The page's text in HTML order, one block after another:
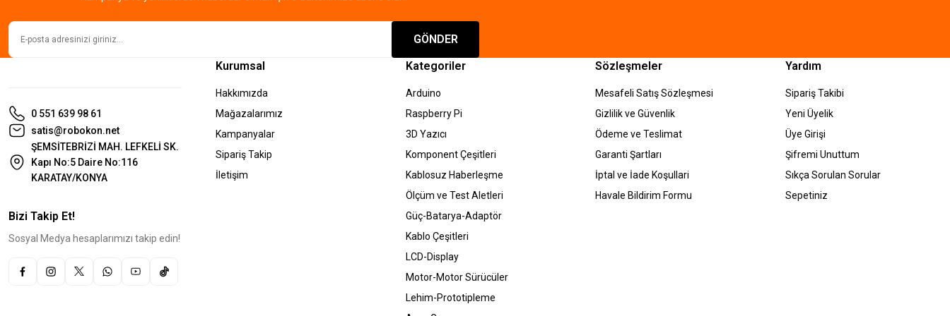
GÖNDER
0 551 639 98 61
satis@robokon.net
ŞEMSİTEBRİZİ MAH. LEFKELİ SK.
Kapı No:5 Daire No:116
KARATAY/KONYA
Bizi Takip Et!
Sosyal Medya hesaplarımızı takip edin!
Kurumsal
Hakkımızda
Mağazalarımız
Kampanyalar
Sipariş Takip
İletişim
Kategoriler
Arduino
Raspberry Pi
3D Yazıcı
Komponent Çeşitleri
Kablosuz Haberleşme
Ölçüm ve Test Aletleri
Güç-Batarya-Adaptör
Kablo Çeşitleri
LCD-Display
Motor-Motor Sürücüler
Lehim-Prototipleme
Sözleşmeler
Mesafeli Satış Sözleşmesi
Gizlilik ve Güvenlik
Ödeme ve Teslimat
Garanti Şartları
İptal ve İade Koşullari
Havale Bildirim Formu
Yardım
Sipariş Takibi
Yeni Üyelik
Üye Girişi
Şifremi Unuttum
Sıkça Sorulan Sorular
Sepetiniz